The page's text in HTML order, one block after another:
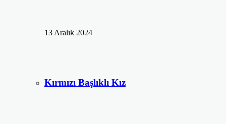
13 Aralık 2024
Kırmızı Başlıklı Kız